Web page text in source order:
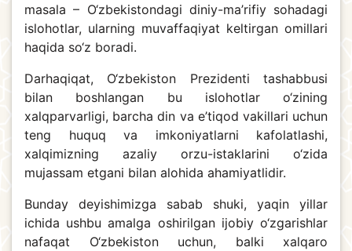
masala – O‘zbekistondagi diniy-ma’rifiy sohadagi
islohotlar, ularning muvaffaqiyat keltirgan omillari
haqida so‘z boradi.
Darhaqiqat, O‘zbekiston Prezidenti tashabbusi
bilan boshlangan bu islohotlar o‘zining
xalqparvarligi, barcha din va e’tiqod vakillari uchun
teng huquq va imkoniyatlarni kafolatlashi,
xalqimizning azaliy orzu-istaklarini o‘zida
mujassam etgani bilan alohida ahamiyatlidir.
Bunday deyishimizga sabab shuki, yaqin yillar
ichida ushbu amalga oshirilgan ijobiy o‘zgarishlar
nafaqat O‘zbekiston uchun, balki xalqaro